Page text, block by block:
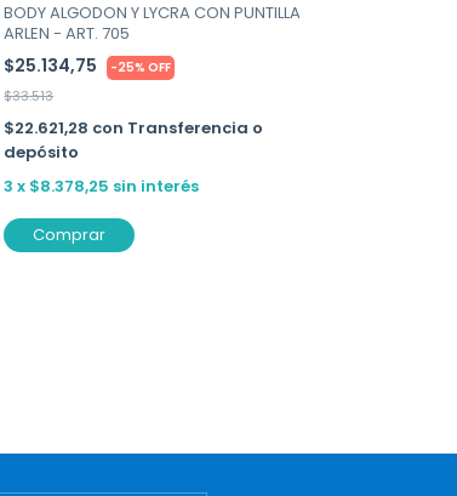
BODY ALGODON Y LYCRA CON PUNTILLA
ARLEN - ART. 705
$25.134,75 -25%OFF
$33.513
$22.621,28 con Transferencia o
depósito
3 x $8.378,25 sin interés
Comprar